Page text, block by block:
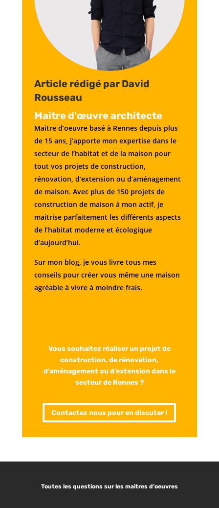
Article rédigé par David
Rousseau
Maitre d'œuvre architecte
Maitre d’oeuvre basé à Rennes depuis plus
de 15 ans, j’apporte mon expertise dans le
secteur de l’habitat et de la maison pour
tout vos projets de construction,
rénovation, d’extension ou d’aménagement
de maison. Avec plus de 150 projets de
construction de maison à mon actif, je
maitrise parfaitement les différents aspects
de l’habitat moderne et écologique
d’aujourd’hui.
Sur mon blog, je vous livre tous mes
conseils pour créer vous même une maison
agréable à vivre à moindre frais.
Vous souhaitez réaliser un projet de
construction, de rénovation,
d’aménagement ou d’extension dans le
secteur de Rennes ?
Contactez nous pour en discuter !
Toutes les questions sur les maitres d’oeuvres